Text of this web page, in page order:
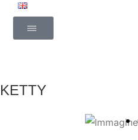
KETTY